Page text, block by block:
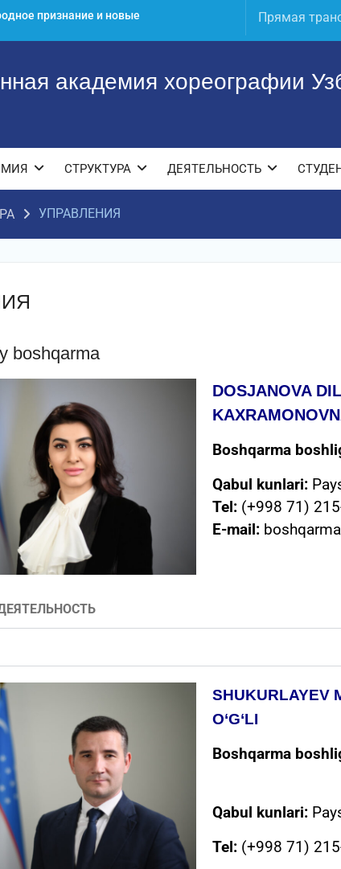
научное пространство!
признание и новые
Прямая
академия хореографии
СТРУКТУРА ДЕЯТЕЛЬНОСТЬ
УПРАВЛЕНИЯ
boshqarma
DOSJANOVA
Boshqarma
Qabul kunlari:
Tel:(+998 71)
E-mail:
SHUKURLAYEV
O‘G‘LI
Boshqarma
Qabul kunlari:
Tel:(+998 71)